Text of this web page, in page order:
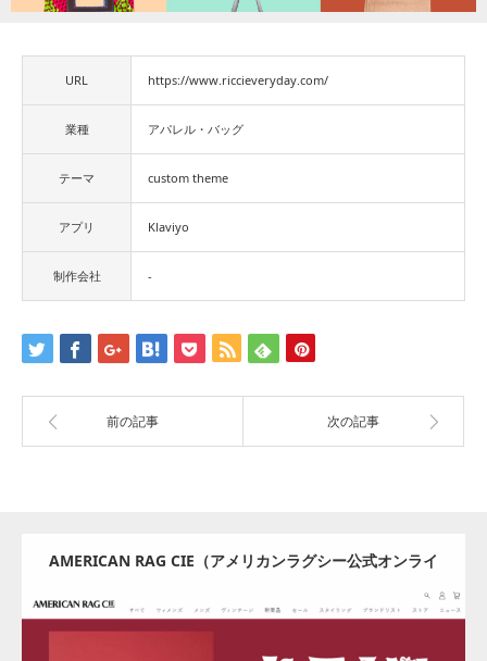
URL https://www.riccieveryday.com/
業種 アパレル・バッグ
テーマ custom theme
アプリ Klaviyo
制作会社 -
前の記事 次の記事
AMERICAN RAG CIE（アメリカンラグシー公式オンライ
ンストア）